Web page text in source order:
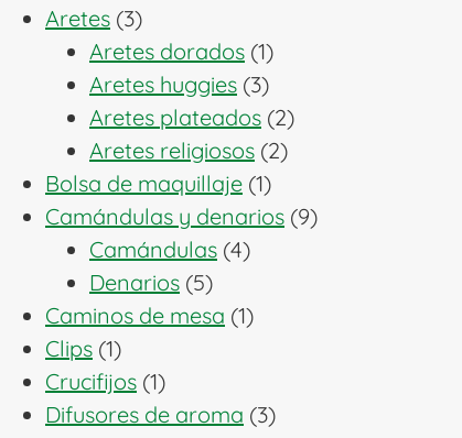
Aretes 33
productos
Aretes dorados 11
producto
Aretes huggies 33
productos
Aretes plateados 22
productos
Aretes religiosos 22
Bolsa de maquillaje 11
producto
Camándulas y denarios 99
Camándulas 44
Denarios 55
productos
Caminos de mesa 11
Clips 11
producto
Crucifijos 11
producto
Difusores de aroma 33